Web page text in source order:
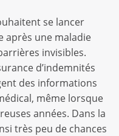
se lancer
après une maladie
invisibles.
d’indemnités
des informations
même lorsque
années. Dans la
très peu de chances